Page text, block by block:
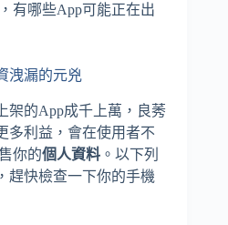
有哪些App可能正在出
洩漏的元兇
架的App成千上萬，良莠
多利益，會在使用者不
你的個人資料 。以下列
趕快檢查一下你的手機